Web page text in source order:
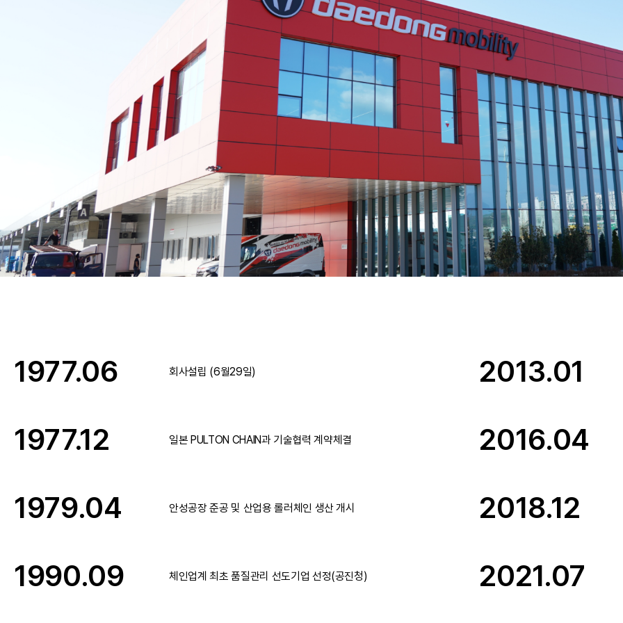
1977.06 회사설립 (6월29일)
1977.12 일본 PULTON CHAIN과 기술협력 계약체결
1979.04 안성공장 준공 및 산업용 롤러체인 생산 개시
1990.09 체인업계 최초 품질관리 선도기업 선정(공진청)
2013.01
2016.04
2018.12
2021.07